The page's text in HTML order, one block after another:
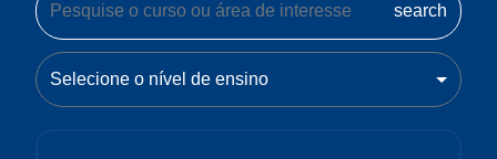
search
Selecione o nível de ensino